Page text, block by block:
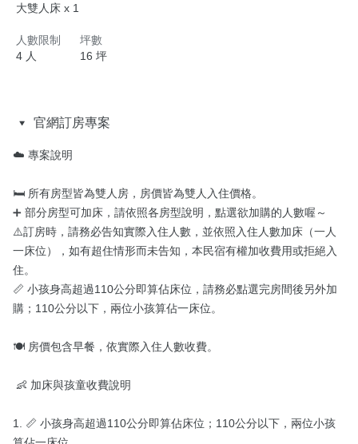
大雙人床 x 1
人數限制
4 人
坪數
16 坪
官網訂房專案
☁️ 專案說明
🛏️ 所有房型皆為雙人房，房價皆為雙人入住價格。
➕ 部分房型可加床，請依照各房型說明，點選欲加購的人數喔～
⚠️訂房時，請務必告知實際入住人數，並依照入住人數加床（一人
一床位），如有超住情形而未告知，本民宿有權加收費用或拒絕入
住。
📏 小孩身高超過110公分即算佔床位，請務必點選完房間後另外加
購；110公分以下，兩位小孩算佔一床位。
🍽️ 房價包含早餐，依實際入住人數收費。
1. 📏 小孩身高超過110公分即算佔床位；110公分以下，兩位小孩